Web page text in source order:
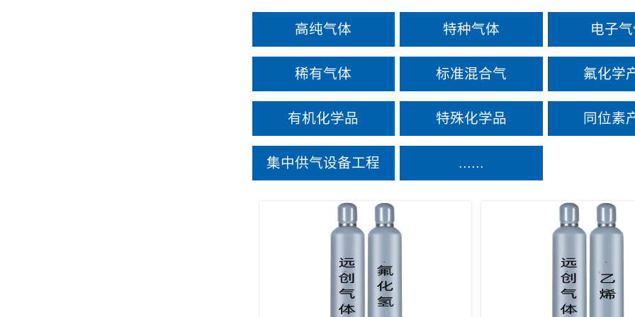
高纯气体 特种气体 电子
稀有气体 标准混合气 氟化学
有机化学品 特殊化学品 同位素
集中供气设备工程 ......